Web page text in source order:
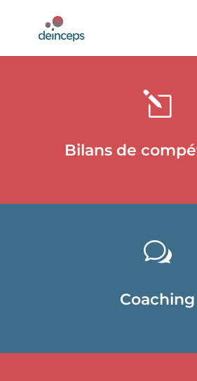
l
Bilans de
w
Coaching